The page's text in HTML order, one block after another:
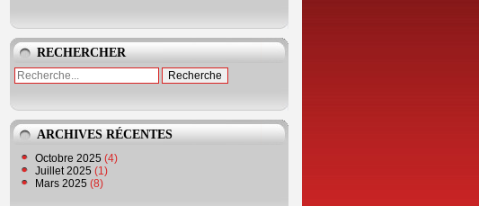
RECHERCHER
ARCHIVES RÉCENTES
Octobre 2025 (4)
Juillet 2025 (1)
Mars 2025 (8)